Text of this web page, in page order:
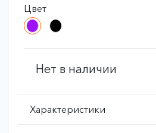
Цвет
Нет в наличии
Характеристики